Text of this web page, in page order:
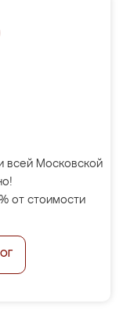
всей Московской
от стоимости